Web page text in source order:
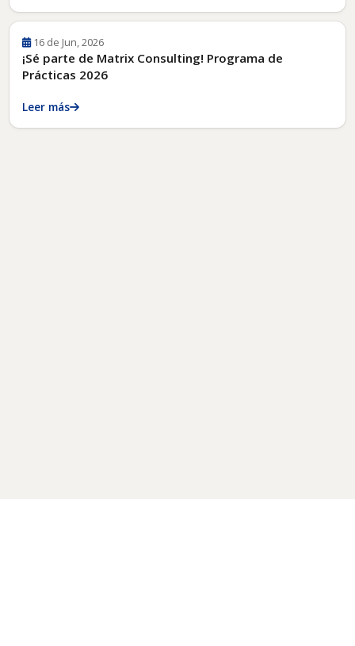
16 de Jun, 2026
¡Sé parte de Matrix Consulting! Programa de
Prácticas 2026
Leer más